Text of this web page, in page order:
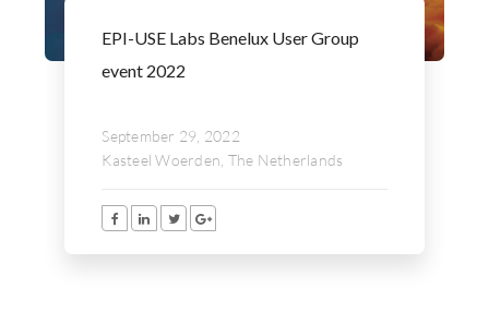
EPI-USE Labs Benelux User Group
event 2022
September 29, 2022
Kasteel Woerden, The Netherlands